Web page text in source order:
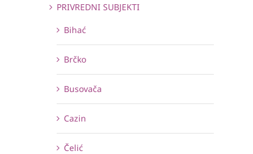
PRIVREDNI SUBJEKTI
Bihać
Brčko
Busovača
Cazin
Čelić